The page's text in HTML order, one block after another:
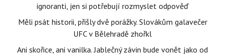
ignoranti, jen si potřebují rozmyslet odpověď
Měli psát historii, přišly dvě porážky. Slovákům galavečer
UFC v Bělehradě zhořkl
Ani skořice, ani vanilka. Jablečný závin bude vonět jako od